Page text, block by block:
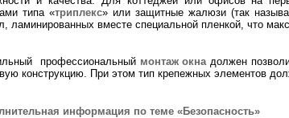
типа «триплекс» или защитные жалюзи (так
ламинированных вместе специальной пленкой, что
профессиональный монтаж окнадолжен
конструкцию. При этом тип крепежных элементов
информация по теме «Безопасность»